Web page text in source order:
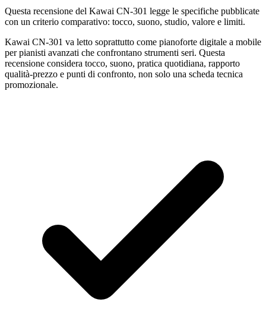
Questa recensione del Kawai CN-301 legge le specifiche pubblicate
con un criterio comparativo: tocco, suono, studio, valore e limiti.
Kawai CN-301 va letto soprattutto come pianoforte digitale a mobile
per pianisti avanzati che confrontano strumenti seri. Questa
recensione considera tocco, suono, pratica quotidiana, rapporto
qualità-prezzo e punti di confronto, non solo una scheda tecnica
promozionale.